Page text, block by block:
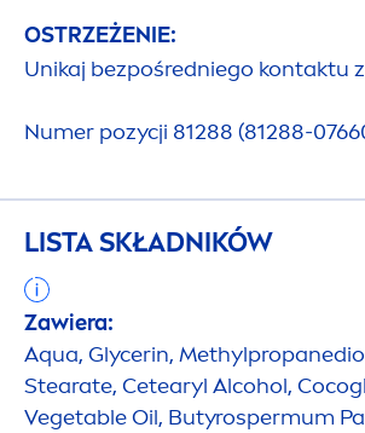
OSTRZEŻENIE:
Unikaj bezpośredniego kontaktu
Numer pozycji 81288 (81288-
LISTA SKŁADNIKÓW
Zawiera:
Aqua, Glycerin,
Stearate, Cetearyl Alcohol,
Vegetable Oil, Butyrospermum